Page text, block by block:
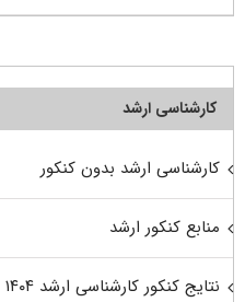
کارشناسی ارشد
کارشناسی ارشد بدون کنکور
منابع کنکور ارشد
نتایج کنکور کارشناسی ارشد ۱۴۰۴